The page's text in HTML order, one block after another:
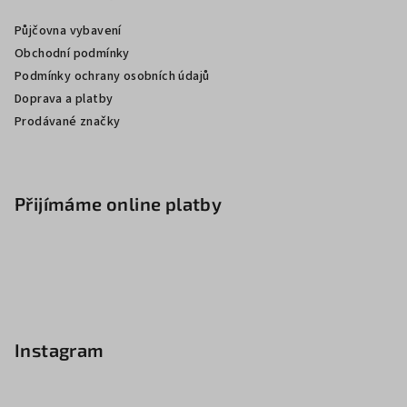
Půjčovna vybavení
Obchodní podmínky
Podmínky ochrany osobních údajů
Doprava a platby
Prodávané značky
Přijímáme online platby
Instagram